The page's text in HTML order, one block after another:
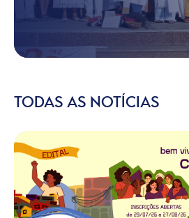
TODAS AS NOTÍCIAS